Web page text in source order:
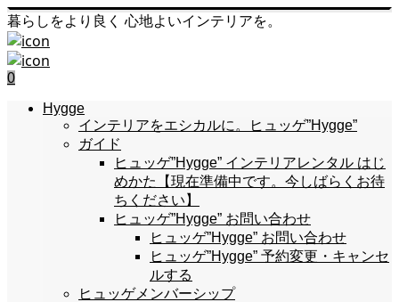
暮らしをより良く 心地よいインテリアを。
0
Hygge
インテリアをエシカルに。ヒュッゲ”Hygge”
ガイド
ヒュッゲ”Hygge” インテリアレンタル はじ
めかた【現在準備中です。今しばらくお待
ちください】
ヒュッゲ”Hygge” お問い合わせ
ヒュッゲ”Hygge” お問い合わせ
ヒュッゲ”Hygge” 予約変更・キャンセ
ルする
ヒュッゲメンバーシップ